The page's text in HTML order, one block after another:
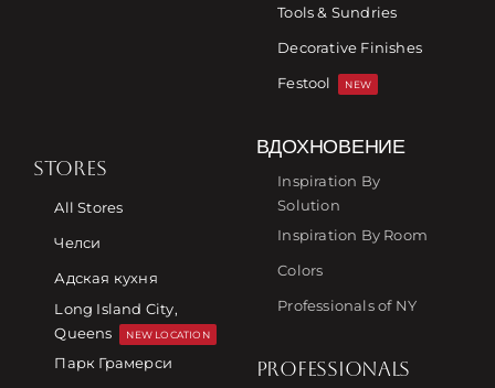
Tools & Sundries
Decorative Finishes
Festool
NEW
STORES
All Stores
Челси
Адская кухня
Long Island City,
Queens
NEW LOCATION
Парк Грамерси
ВДОХНОВЕНИЕ
Inspiration By
Solution
Inspiration By Room
Colors
Professionals of NY
PROFESSIONALS